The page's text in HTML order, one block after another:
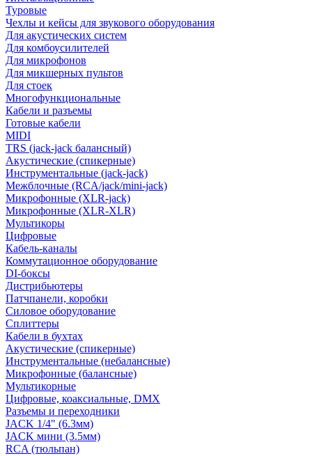
Туровые
Чехлы и кейсы для звукового оборудования
Для акустических систем
Для комбоусилителей
Для микрофонов
Для микшерных пультов
Для стоек
Многофункциональные
Кабели и разъемы
Готовые кабели
MIDI
TRS (jack-jack балансный)
Акустические (спикерные)
Инструментальные (jack-jack)
Межблочные (RCA/jack/mini-jack)
Микрофонные (XLR-jack)
Микрофонные (XLR-XLR)
Мультикоры
Цифровые
Кабель-каналы
Коммутационное оборудование
DI-боксы
Дистрибьютеры
Патчпанели, коробки
Силовое оборудование
Сплиттеры
Кабели в бухтах
Акустические (спикерные)
Инструментальные (небалансные)
Микрофонные (балансные)
Мультикорные
Цифровые, коаксиальные, DMX
Разъемы и переходники
JACK 1/4" (6.3мм)
JACK мини (3.5мм)
RCA (тюльпан)